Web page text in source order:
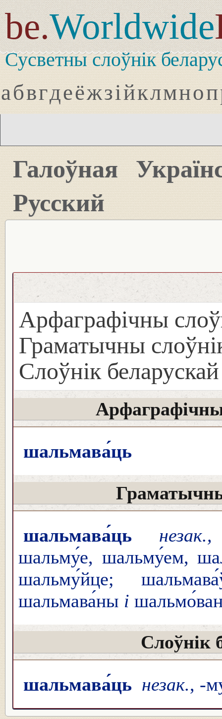
be.Worldwide
Сусветны слоўнік
абвгдеёжзійклмноп
Галоўная
Русский
Арфаграфічны
Граматычны
Слоўнік
шальмава́ць
шальмава́ць
шальму́е, шальму́ем,
шальму́йце;
шальмава́ны і
Слоўнік
шальмава́ць незак., -